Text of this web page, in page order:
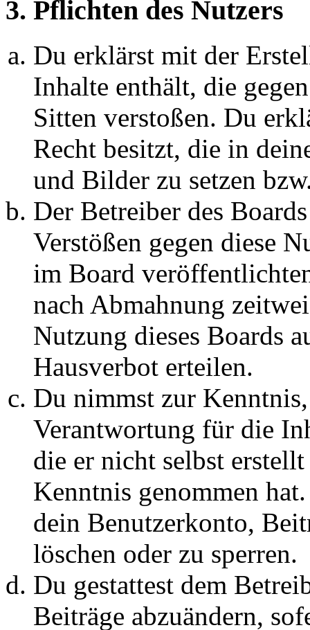
3. Pflichten des Nutzers
Du erklärst mit der
Inhalte enthält, die
Sitten verstoßen. Du
Recht besitzt, die in
und Bilder zu setzen
Der Betreiber des
Verstößen gegen diese
im Board
nach Abmahnung
Nutzung dieses Boards
Hausverbot erteilen.
Du nimmst zur
Verantwortung für die
die er nicht selbst
Kenntnis genommen
dein Benutzerkonto,
löschen oder zu sperren.
Du gestattest dem
Beiträge abzuändern,